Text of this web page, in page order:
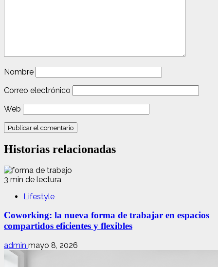
Nombre
Correo electrónico
Web
Historias relacionadas
3 min de lectura
Lifestyle
Coworking: la nueva forma de trabajar en espacios
compartidos eficientes y flexibles
admin mayo 8, 2026